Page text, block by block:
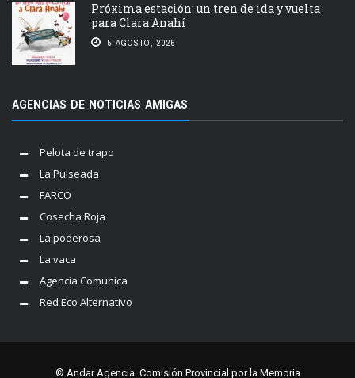
Próxima estación: un tren de ida y vuelta
para Clara Anahí
5 AGOSTO, 2026
AGENCIAS DE NOTICIAS AMIGAS
Pelota de trapo
La Pulseada
FARCO
Cosecha Roja
La poderosa
La vaca
Agencia Comunica
Red Eco Alternativo
© Andar Agencia. Comisión Provincial por la Memoria